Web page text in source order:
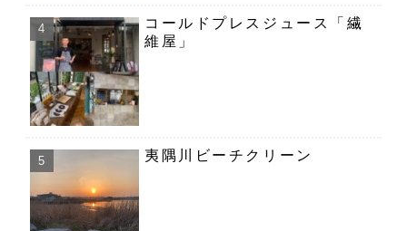
コールドプレスジュース「繊
維屋」
夷隅川ビーチクリーン